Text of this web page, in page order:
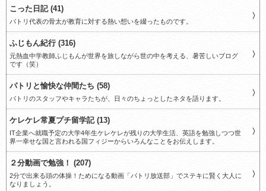
こった日記 (41)
パトリ代表の骨太が教育に対する熱い想いを綴ったものです。
ふじもん紀行 (316)
元熱血中学教師ふじもんが世界を旅しながら世の中を考える、暑苦しいブログ
です（笑）
パトリと愉快な仲間たち (58)
パトリのスタッフやキャラたちが、日々のちょっとしたネタを語ります。
ケレケレ常夏プチ留学記 (13)
IT企業へ就職予定の大学4年生ケレケレが残りの大学生活、英語を勉強しつつ世
界一幸せな国と言われる国フィジーからいろんなことをお伝えします。
２分動画で勉強！ (207)
2分で出来る頭の体操！ためになる動画「パトリ放送部」でステキに賢く大人に
なりましょう。